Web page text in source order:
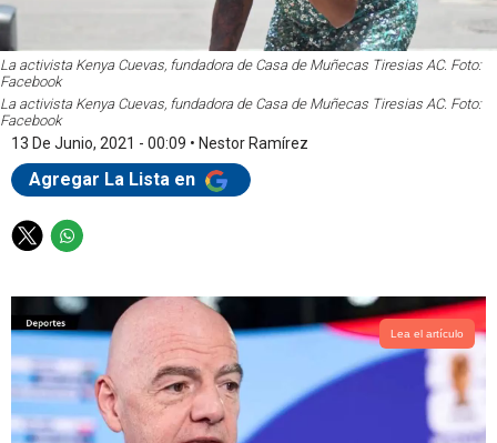
La activista Kenya Cuevas, fundadora de Casa de Muñecas Tiresias AC. Foto:
Facebook
La activista Kenya Cuevas, fundadora de Casa de Muñecas Tiresias AC. Foto:
Facebook
13 De Junio, 2021 - 00:09 • Nestor Ramírez
Agregar La Lista en
T
i
t
t
e
r
W
a
t
s
a
p
p
Lea el artículo